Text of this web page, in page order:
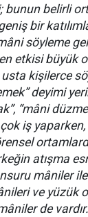
bunun belirli
bir
söyleme
etkisi büyük
kişilerce
deyimi
“mâni
iş
atışma
mâniler
ve yüzük
de